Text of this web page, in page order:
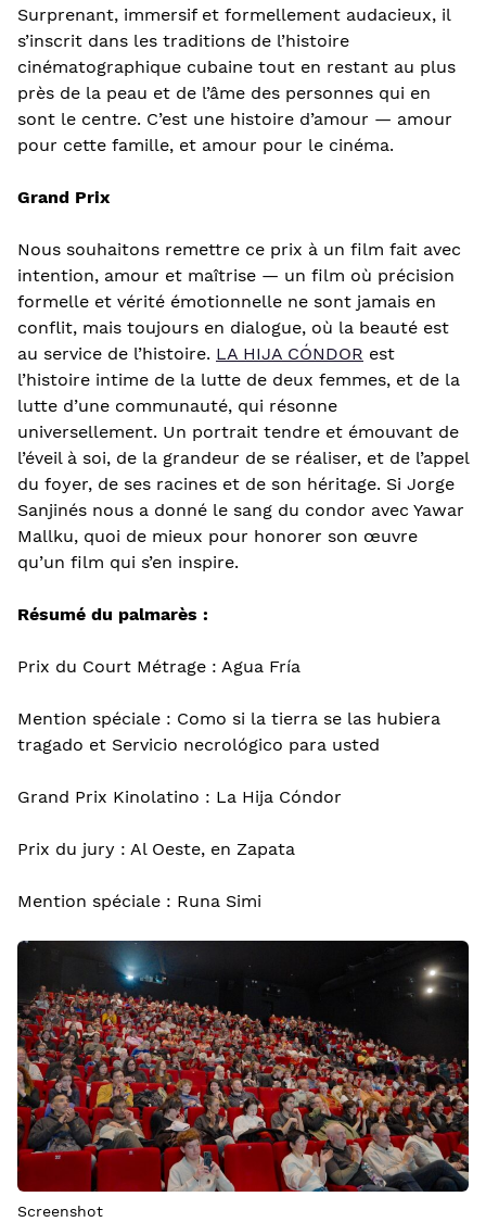
Surprenant, immersif et formellement audacieux, il
s’inscrit dans les traditions de l’histoire
cinématographique cubaine tout en restant au plus
près de la peau et de l’âme des personnes qui en
sont le centre. C’est une histoire d’amour — amour
pour cette famille, et amour pour le cinéma.
Grand Prix
Nous souhaitons remettre ce prix à un film fait avec
intention, amour et maîtrise — un film où précision
formelle et vérité émotionnelle ne sont jamais en
conflit, mais toujours en dialogue, où la beauté est
au service de l’histoire. LA HIJA CÓNDOR est
l’histoire intime de la lutte de deux femmes, et de la
lutte d’une communauté, qui résonne
universellement. Un portrait tendre et émouvant de
l’éveil à soi, de la grandeur de se réaliser, et de l’appel
du foyer, de ses racines et de son héritage. Si Jorge
Sanjinés nous a donné le sang du condor avec Yawar
Mallku, quoi de mieux pour honorer son œuvre
qu’un film qui s’en inspire.
Résumé du palmarès :
Prix du Court Métrage : Agua Fría
Mention spéciale : Como si la tierra se las hubiera
tragado et Servicio necrológico para usted
Grand Prix Kinolatino : La Hija Cóndor
Prix du jury : Al Oeste, en Zapata
Mention spéciale : Runa Simi
Screenshot